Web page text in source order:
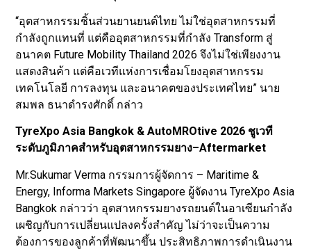
“อุตสาหกรรมชิ้นส่วนยานยนต์ไทย ไม่ใช่อุตสาหกรรมที่
กำลังถูกแทนที่ แต่คืออุตสาหกรรมที่กำลัง Transform สู่
อนาคต Future Mobility Thailand 2026 จึงไม่ใช่เพียงงาน
แสดงสินค้า แต่คือเวทีแห่งการเชื่อมโยงอุตสาหกรรม
เทคโนโลยี การลงทุน และอนาคตของประเทศไทย” นาย
สมพล ธนาดำรงศักดิ์ กล่าว
TyreXpo Asia Bangkok & AutoMROtive 2026 ชูเวที
ระดับภูมิภาคสำหรับอุตสาหกรรมยาง–Aftermarket
Mr.Sukumar Verma กรรมการผู้จัดการ – Maritime &
Energy, Informa Markets Singapore ผู้จัดงาน TyreXpo Asia
Bangkok กล่าวว่า อุตสาหกรรมยางรถยนต์ในอาเซียนกำลัง
เผชิญกับการเปลี่ยนแปลงครั้งสำคัญ ไม่ว่าจะเป็นความ
ต้องการของลูกค้าที่พัฒนาขึ้น ประสิทธิภาพการดำเนินงาน